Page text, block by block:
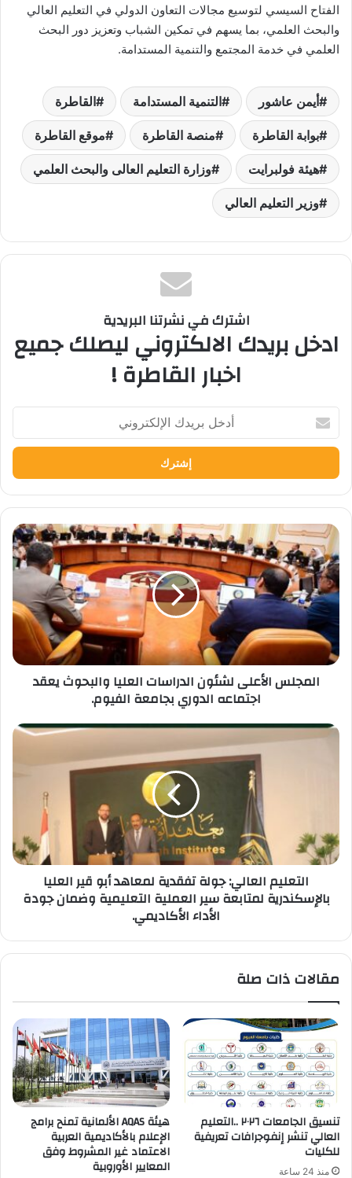
الفتاح السيسي لتوسيع مجالات التعاون الدولي في التعليم العالي
والبحث العلمي، بما يسهم في تمكين الشباب وتعزيز دور البحث
العلمي في خدمة المجتمع والتنمية المستدامة.
أيمن عاشور التنمية المستدامة القاطرة
بوابة القاطرة منصة القاطرة موقع القاطرة
هيئة فولبرايت وزارة التعليم العالى والبحث العلمي
وزير التعليم العالي
اشترك في نشرتنا البريدية
ادخل بريدك الالكتروني ليصلك جميع
اخبار القاطرة !
بريدك
الإلكتروني
المجلس
الأعلى
لشئون
الدراسات
العليا
والبحوث
يعقد
اجتماعه
الدوري
بجامعةالمجلس الأعلى لشئون الدراسات العليا والبحوث يعقد
اجتماعه الدوري بجامعة الفيوم.
التعليم
العليا
بالإسكندرية
سير
وضمان
الأداء
التعليم العالي: جولة تفقدية لمعاهد أبو قير العليا
بالإسكندرية لمتابعة سير العملية التعليمية وضمان جودة
الأداء الأكاديمي.
مقالات ذات صلة
تنسيق الجامعات ٢٠٢٦ ..التعليم
العالي تنشر إنفوجرافات تعريفية
للكليات
منذ 24 ساعة
هيئة AQAS الألمانية تمنح برامج
الإعلام بالأكاديمية العربية
الاعتماد غير المشروط وفق
المعايير الأوروبية